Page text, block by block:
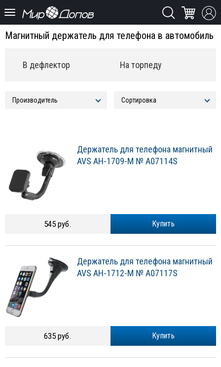
Магнитный держатель для телефона в автомобиль
В дефлектор На торпеду
Держатель для телефона магнитный
AVS AH-1709-M № A07114S
Купить
545 руб.
Держатель для телефона магнитный
AVS AH-1712-M № A07117S
Купить
635 руб.